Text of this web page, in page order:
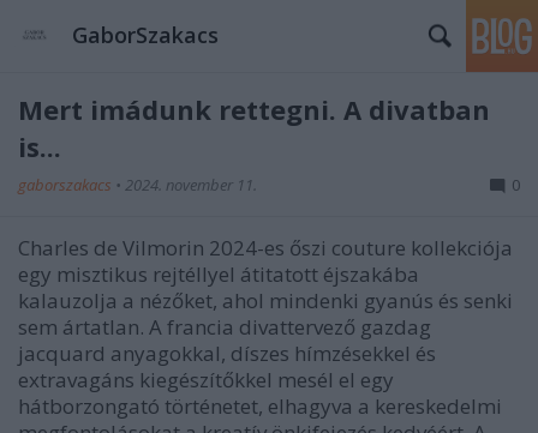
GaborSzakacs
Mert imádunk rettegni. A divatban
is...
gaborszakacs • 2024. november 11. 0
Charles de Vilmorin 2024-es őszi couture kollekciója
egy misztikus rejtéllyel átitatott éjszakába
kalauzolja a nézőket, ahol mindenki gyanús és senki
sem ártatlan. A francia divattervező gazdag
jacquard anyagokkal, díszes hímzésekkel és
extravagáns kiegészítőkkel mesél el egy
hátborzongató történetet, elhagyva a kereskedelmi